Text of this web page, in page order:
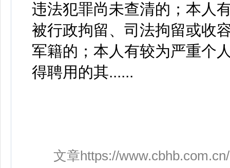
违法犯罪尚未查清的；本人
被行政拘留、司法拘留或收
军籍的；本人有较为严重个
得聘用的其......
文章https://www.cbhb.com.cn/